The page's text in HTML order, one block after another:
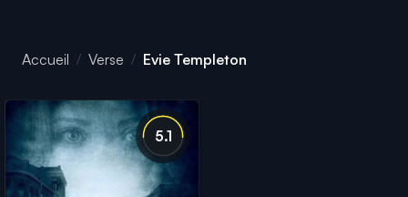
Accueil Verse Evie Templeton
5.1